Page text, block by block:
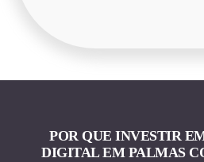
POR QUE INVESTIR
DIGITAL EM PALMAS